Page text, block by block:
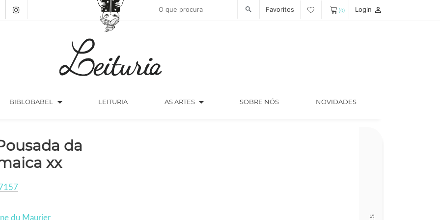
search Favoritos (0) Login person_outline
BIBLOBABEL arrow_drop_down LEITURIA AS ARTES arrow_drop_down SOBRE NÓS NOVIDADES
da
xx
du Maurier